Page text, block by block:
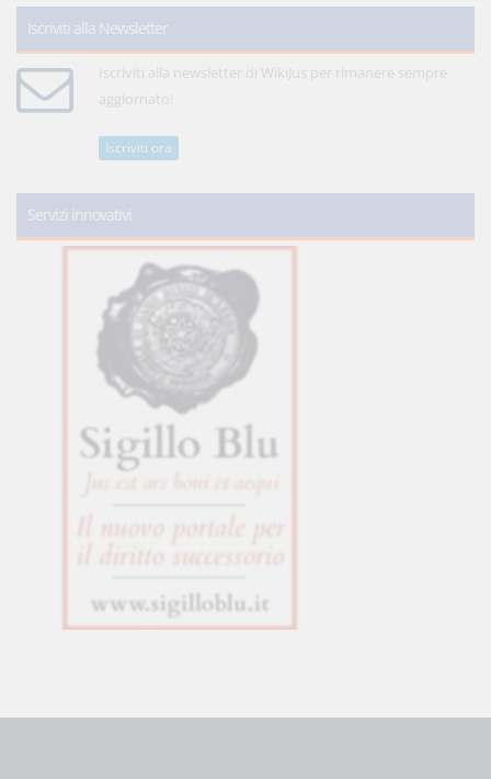
Iscriviti alla Newsletter
Iscriviti alla newsletter di WikiJus per rimanere sempre
aggiornato!
Iscriviti ora
Servizi innovativi